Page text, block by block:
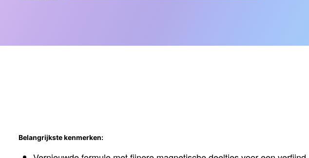
Belangrijkste kenmerken: